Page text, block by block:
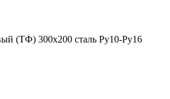
(ТФ) 300х200 сталь Ру10-Ру16